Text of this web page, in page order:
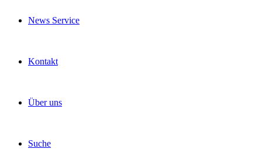
News Service
Kontakt
Über uns
Suche